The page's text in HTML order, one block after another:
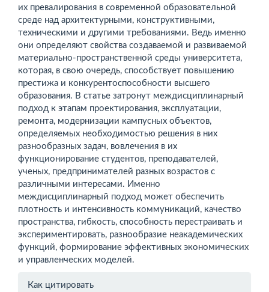
их превалирования в современной образовательной
среде над архитектурными, конструктивными,
техническими и другими требованиями. Ведь именно
они определяют свойства создаваемой и развиваемой
материально-пространственной среды университета,
которая, в свою очередь, способствует повышению
престижа и конкурентоспособности высшего
образования. В статье затронут междисциплинарный
подход к этапам проектирования, эксплуатации,
ремонта, модернизации кампусных объектов,
определяемых необходимостью решения в них
разнообразных задач, вовлечения в их
функционирование студентов, преподавателей,
ученых, предпринимателей разных возрастов с
различными интересами. Именно
междисциплинарный подход может обеспечить
плотность и интенсивность коммуникаций, качество
пространства, гибкость, способность перестраивать и
экс­периментировать, разнообразие неакадемических
функций, формирование эффективных экономических
и управленческих моделей.
Информация
Как цитировать